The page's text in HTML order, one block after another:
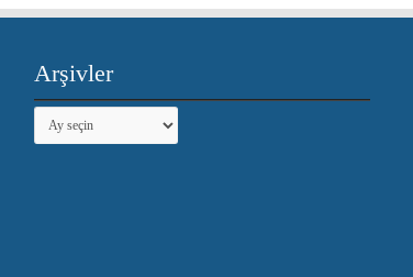
Arşivler
Arşivler